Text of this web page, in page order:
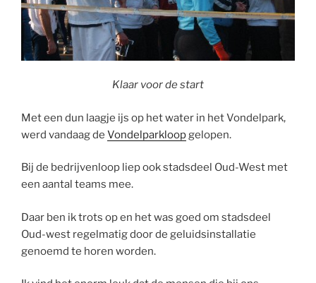
Klaar voor de start
Met een dun laagje ijs op het water in het Vondelpark,
werd vandaag de Vondelparkloopgelopen.
Bij de bedrijvenloop liep ook stadsdeel Oud-West met
een aantal teams mee.
Daar ben ik trots op en het was goed om stadsdeel
Oud-west regelmatig door de geluidsinstallatie
genoemd te horen worden.